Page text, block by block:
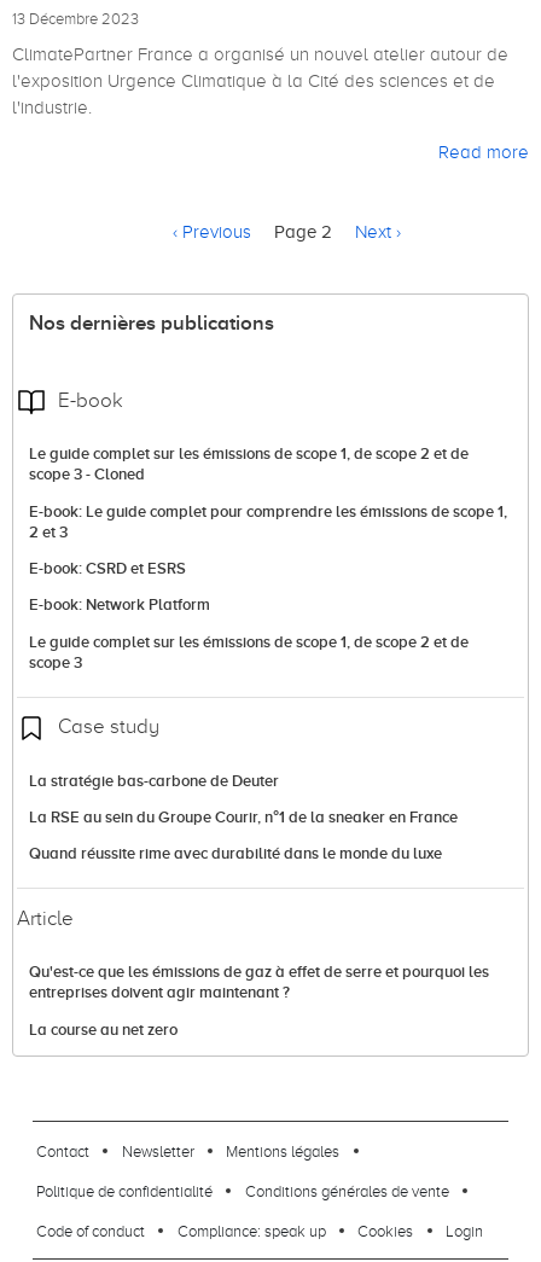
13 Décembre 2023
ClimatePartner France a organisé un nouvel atelier autour de
l'exposition Urgence Climatique à la Cité des sciences et de
l'industrie.
Read more
Page précédente
‹ Previous Page 2 Page suivante
Next ›
Nos dernières publications
E-book
Le guide complet sur les émissions de scope 1, de scope 2 et de
scope 3 - Cloned
E-book: Le guide complet pour comprendre les émissions de scope 1,
2 et 3
E-book: CSRD et ESRS
E-book: Network Platform
Le guide complet sur les émissions de scope 1, de scope 2 et de
scope 3
Case study
La stratégie bas-carbone de Deuter
La RSE au sein du Groupe Courir, n°1 de la sneaker en France
Quand réussite rime avec durabilité dans le monde du luxe
Article
Qu'est-ce que les émissions de gaz à effet de serre et pourquoi les
entreprises doivent agir maintenant ?
La course au net zero
Contact Newsletter
Mentions légales
Politique de confidentialité
Conditions générales de vente
Code of conduct
Compliance: speak up Cookies Login